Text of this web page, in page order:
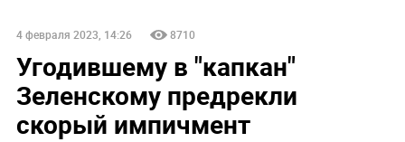
4 февраля 2023, 14:26 8710
Угодившему в "капкан"
Зеленскому предрекли
скорый импичмент